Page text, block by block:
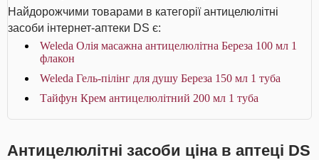
Найдорожчими товарами в категорії антицелюлітні
засоби інтернет-аптеки DS є:
Weleda Олія масажна антицелюлітна Береза 100 мл 1
флакон
Weleda Гель-пілінг для душу Береза 150 мл 1 туба
Тайфун Крем антицелюлітний 200 мл 1 туба
Антицелюлітні засоби ціна в аптеці DS